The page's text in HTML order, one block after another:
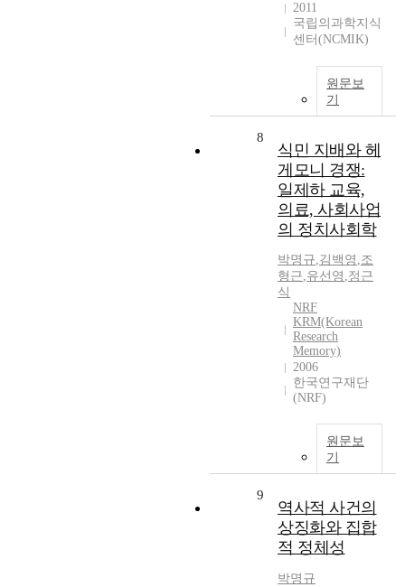
2011
국립의과학지식
센터(NCMIK)
원문보
기
8
식민 지배와 헤
게모니 경쟁:
일제하 교육,
의료, 사회사업
의 정치사회학
박명규,김백영 ,조
형근,유선영 ,정근
식
NRF
KRM(Korean
Research
Memory)
2006
한국연구재단
(NRF)
원문보
기
9
역사적 사건의
상징화와 집합
적 정체성
박명규